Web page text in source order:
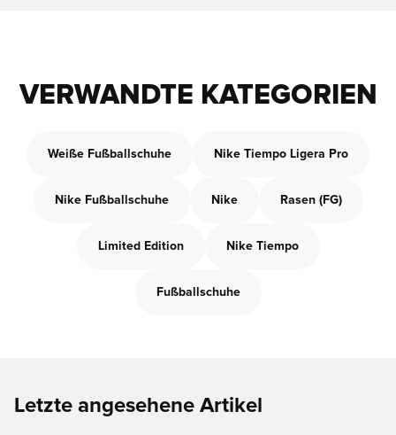
VERWANDTE KATEGORIEN
Weiße Fußballschuhe Nike Tiempo Ligera Pro
Nike Fußballschuhe Nike Rasen (FG)
Limited Edition Nike Tiempo
Fußballschuhe
Letzte angesehene Artikel